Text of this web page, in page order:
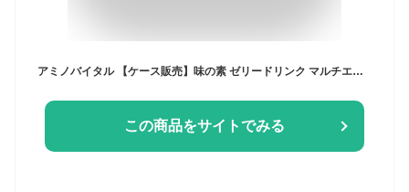
アミノバイタル 【ケース販売】味の素 ゼリードリンク マルチエネルギー りんご味 180g×24個 アミノ酸 1500mg ビタミン カルシウム 栄養補給
この商品をサイトでみる